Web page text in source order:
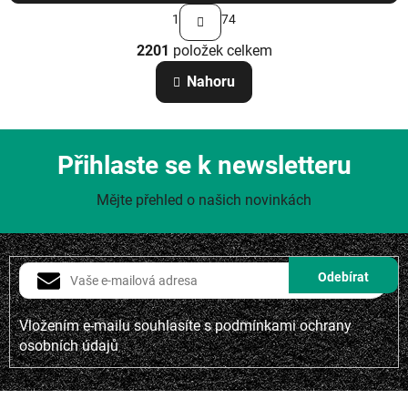
O
v
l
á
d
a
í
p
r
k
y
v
p
i
s
u
S
t
r
á
n
k
o
á
í
1 74
2201 položek celkem
Nahoru
Vložením e-mailu souhlasíte spodmínkami ochrany
osobních údajů
Přihlaste se k newsletteru
Mějte přehled o našich novinkách